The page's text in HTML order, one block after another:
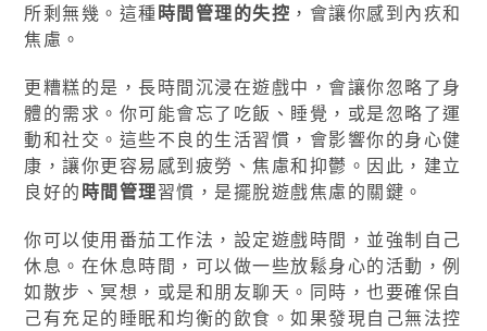
所剩無幾。這種時間管理的失控 ，會讓你感到內疚和
焦慮。
更糟糕的是，長時間沉浸在遊戲中，會讓你忽略了身
體的需求。你可能會忘了吃飯、睡覺，或是忽略了運
動和社交。這些不良的生活習慣，會影響你的身心健
康，讓你更容易感到疲勞、焦慮和抑鬱。因此，建立
良好的時間管理習慣，是擺脫遊戲焦慮的關鍵。
你可以使用番茄工作法，設定遊戲時間，並強制自己
休息。在休息時間，可以做一些放鬆身心的活動，例
如散步、冥想，或是和朋友聊天。同時，也要確保自
己有充足的睡眠和均衡的飲食。如果發現自己無法控